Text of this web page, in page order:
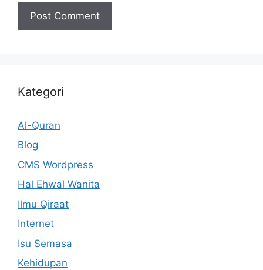
Kategori
Al-Quran
Blog
CMS Wordpress
Hal Ehwal Wanita
Ilmu Qiraat
Internet
Isu Semasa
Kehidupan